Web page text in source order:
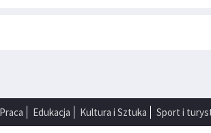
Praca Edukacja Kultura i Sztuka Sport i